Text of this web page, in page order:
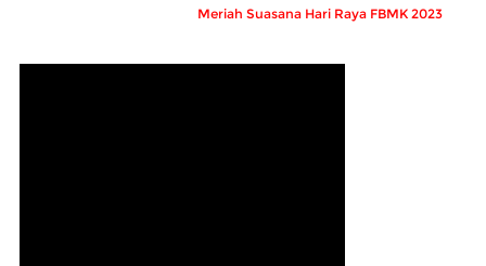
Meriah Suasana Hari Raya FBMK 2023